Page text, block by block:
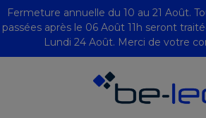
Fermeture annuelle du 10 au 21 Août.
passées après le 06 Août 11h seront
Lundi 24 Août. Merci de votre